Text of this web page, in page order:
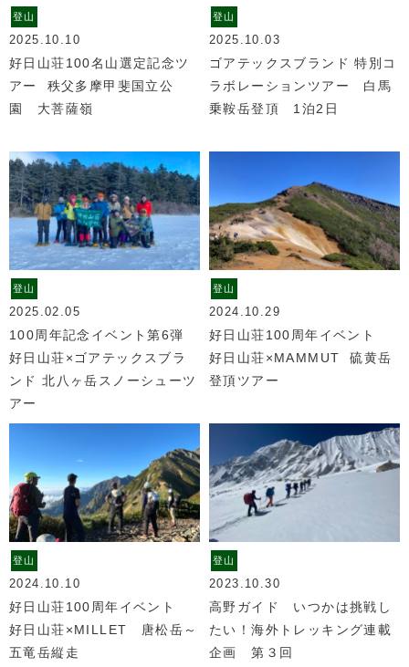
登山
2025.10.10
好日山荘100名山選定記念ツ
アー 秩父多摩甲斐国立公
園 大菩薩嶺
登山
2025.10.03
ゴアテックスブランド 特別コ
ラボレーションツアー 白馬
乗鞍岳登頂 1泊2日
登山
2025.02.05
100周年記念イベント第6弾
好日山荘×ゴアテックスブラ
ンド 北八ヶ岳スノーシューツ
アー
登山
2024.10.29
好日山荘100周年イベント
好日山荘×MAMMUT 硫黄岳
登頂ツアー
登山
2024.10.10
好日山荘100周年イベント
好日山荘×MILLET 唐松岳～
五竜岳縦走
登山
2023.10.30
高野ガイド いつかは挑戦し
たい！海外トレッキング連載
企画 第３回